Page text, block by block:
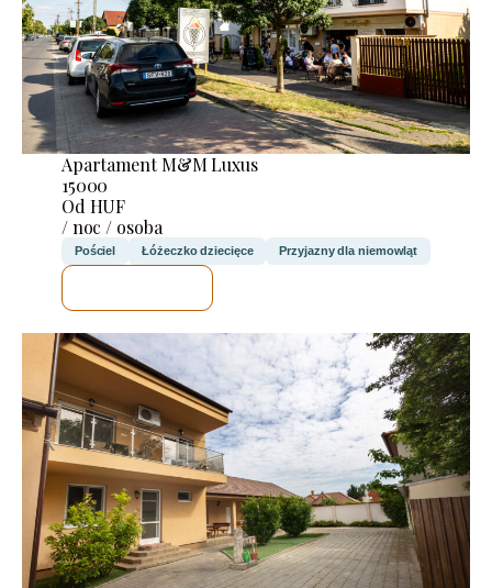
Apartament M&M Luxus
15000
Od HUF
/ noc / osoba
Pościel Łóżeczko dziecięce Przyjazny dla niemowląt